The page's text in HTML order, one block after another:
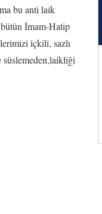
bu anti laik
İmam-Hatip
içkili, sazlı